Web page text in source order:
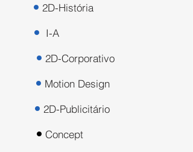
2D-História
I-A
2D-Corporativo
Motion Design
2D-Publicitário
Concept